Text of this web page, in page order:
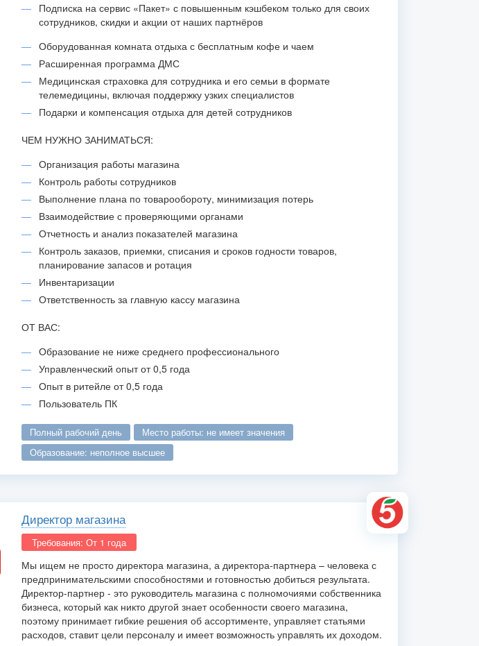
Подписка на сервис «Пакет» с повышенным кэшбеком только для своих
сотрудников, скидки и акции от наших партнёров
Оборудованная комната отдыха с бесплатным кофе и чаем
Расширенная программа ДМС
Медицинская страховка для сотрудника и его семьи в формате
телемедицины, включая поддержку узких специалистов
Подарки и компенсация отдыха для детей сотрудников
ЧЕМ НУЖНО ЗАНИМАТЬСЯ:
Организация работы магазина
Контроль работы сотрудников
Выполнение плана по товарообороту, минимизация потерь
Взаимодействие с проверяющими органами
Отчетность и анализ показателей магазина
Контроль заказов, приемки, списания и сроков годности товаров,
планирование запасов и ротация
Инвентаризации
Ответственность за главную кассу магазина
ОТ ВАС:
Образование не ниже среднего профессионального
Управленческий опыт от 0,5 года
Опыт в ритейле от 0,5 года
Пользователь ПК
полный рабочий день
место работы: не имеет значения
образование: неполное высшее
Директор магазина
Требования: От 1 года
Мы ищем не просто директора магазина, а директора-партнера – человека с
предпринимательскими способностями и готовностью добиться результата.
Директор-партнер - это руководитель магазина с полномочиями собственника
бизнеса, который как никто другой знает особенности своего магазина,
поэтому принимает гибкие решения об ассортименте, управляет статьями
расходов, ставит цели персоналу и имеет возможность управлять их доходом.